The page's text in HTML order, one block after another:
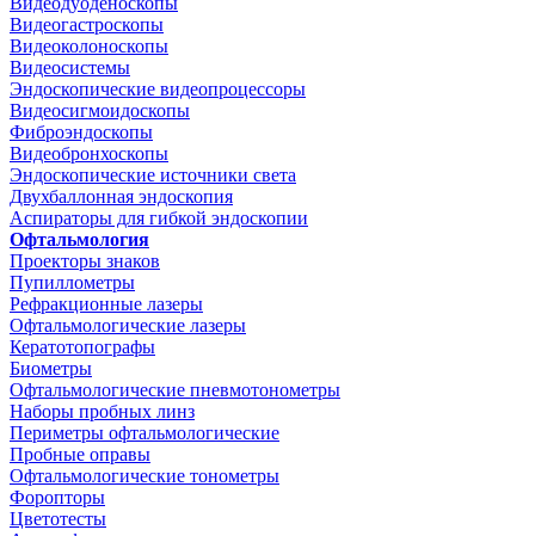
Видеогастроскопы
Видеоколоноскопы
Видеосистемы
Эндоскопические видеопроцессоры
Видеосигмоидоскопы
Фиброэндоскопы
Видеобронхоскопы
Эндоскопические источники света
Двухбаллонная эндоскопия
Аспираторы для гибкой эндоскопии
Офтальмология
Проекторы знаков
Пупиллометры
Рефракционные лазеры
Офтальмологические лазеры
Кератотопографы
Биометры
Офтальмологические пневмотонометры
Наборы пробных линз
Периметры офтальмологические
Пробные оправы
Офтальмологические тонометры
Форопторы
Цветотесты